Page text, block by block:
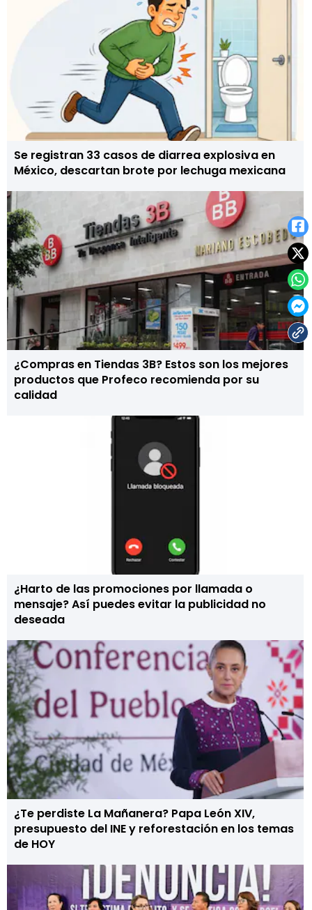
Se registran 33 casos de diarrea explosiva en
México, descartan brote por lechuga mexicana
¿Compras en Tiendas 3B? Estos son los mejores
productos que Profeco recomienda por su
calidad
¿Harto de las promociones por llamada o
mensaje? Así puedes evitar la publicidad no
deseada
¿Te perdiste La Mañanera? Papa León XIV,
presupuesto del INE y reforestación en los temas
de HOY